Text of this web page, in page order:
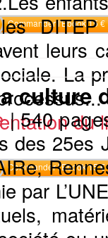
Commander l'Ebook 15 €
DITEP
leurs
La
du
Commander l'Ebook 15 €
culture
|540
des 25es
par